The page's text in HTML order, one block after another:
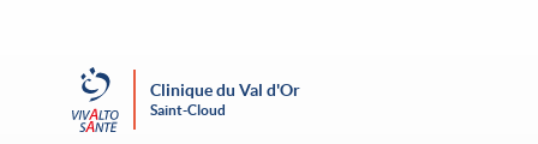
Clinique du Val d'Or
Saint-Cloud